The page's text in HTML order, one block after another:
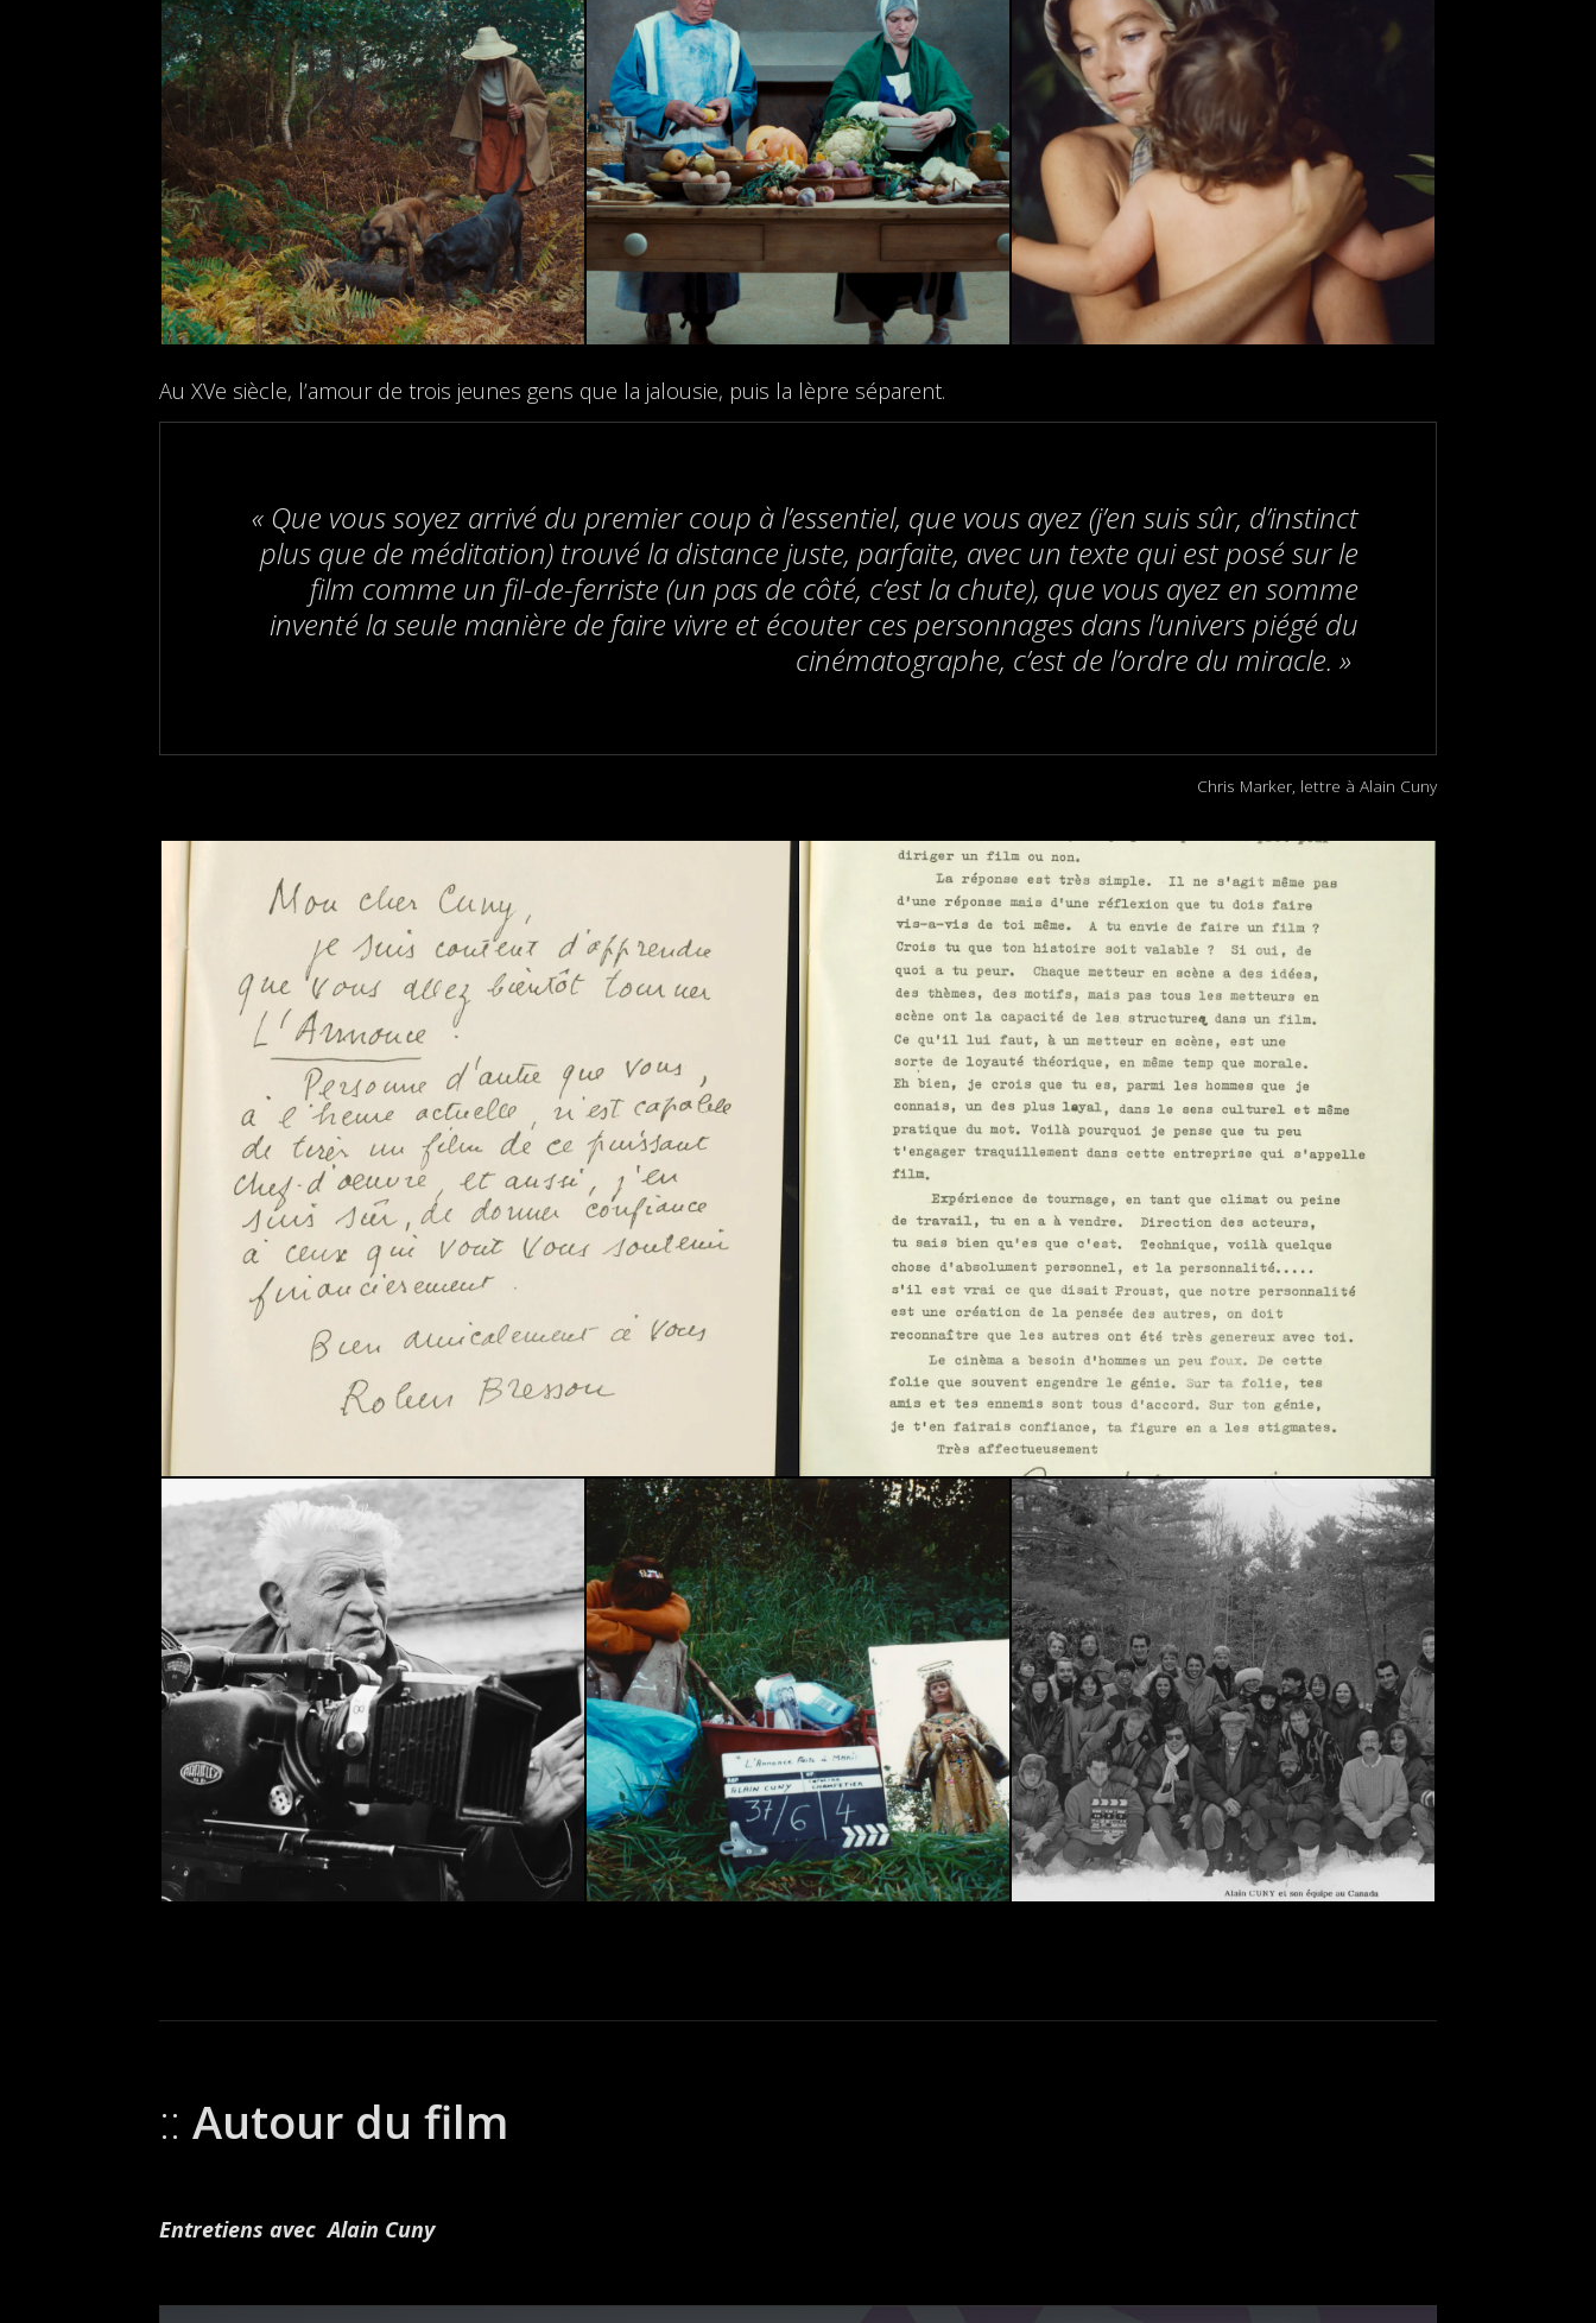
Au XVe siècle, l’amour de trois jeunes gens que la jalousie, puis la lèpre séparent.
« Que vous soyez arrivé du premier coup à l’essentiel, que vous ayez (j’en suis sûr, d’instinct
plus que de méditation) trouvé la distance juste, parfaite, avec un texte qui est posé sur le
film comme un fil-de-ferriste (un pas de côté, c’est la chute), que vous ayez en somme
inventé la seule manière de faire vivre et écouter ces personnages dans l’univers piégé du
cinématographe, c’est de l’ordre du miracle. »
Chris Marker, lettre à Alain Cuny
Autour du film
Entretiens avec Alain Cuny